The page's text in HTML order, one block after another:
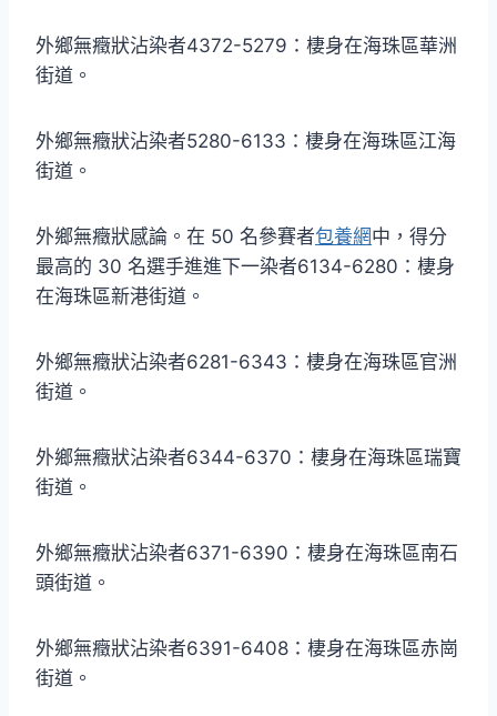
外鄉無癥狀沾染者4372-5279：棲身在海珠區華洲
街道。
外鄉無癥狀沾染者5280-6133：棲身在海珠區江海
街道。
外鄉無癥狀感論。在 50 名參賽者包養網中，得分
最高的 30 名選手進進下一染者6134-6280：棲身
在海珠區新港街道。
外鄉無癥狀沾染者6281-6343：棲身在海珠區官洲
街道。
外鄉無癥狀沾染者6344-6370：棲身在海珠區瑞寶
街道。
外鄉無癥狀沾染者6371-6390：棲身在海珠區南石
頭街道。
外鄉無癥狀沾染者6391-6408：棲身在海珠區赤崗
街道。